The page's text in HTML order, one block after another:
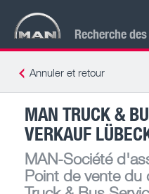
Recherche
Annuler et retour
MAN TRUCK &
VERKAUF
MAN-Société
Point de vente du